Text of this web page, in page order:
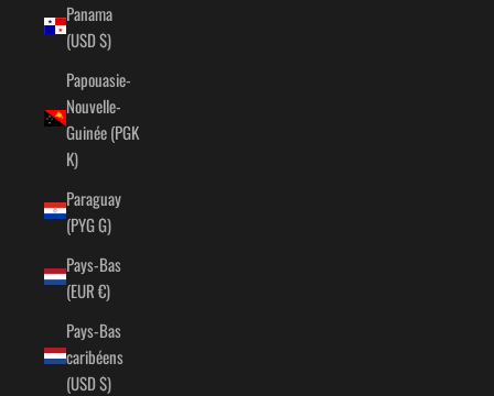
Panama
(USD $)
Papouasie-
Nouvelle-
Guinée (PGK
K)
Paraguay
(PYG ₲)
Pays-Bas
(EUR €)
Pays-Bas
caribéens
(USD $)